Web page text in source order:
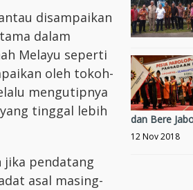
disampaikan
dalam
Melayu seperti
oleh tokoh-
mengutipnya
tinggal lebih
jika pendatang
asal masing-
dan Bere
12 Nov 2018